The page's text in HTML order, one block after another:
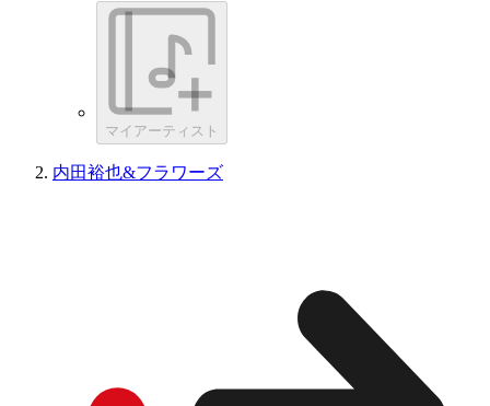
マイアーティスト
内田裕也&フラワーズ